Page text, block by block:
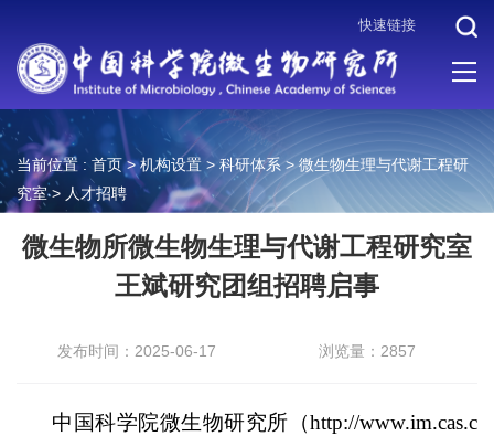
快速链接
当前位置 : 首页>机构设置 > 科研体系>微生物生理与代谢工程研
究室> 人才招聘
微生物所微生物生理与代谢工程研究室
王斌研究团组招聘启事
发布时间：2025-06-17 浏览量：2857
中国科学院微生物研究所（http://www.im.cas.c